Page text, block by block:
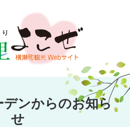
ンガーデン
横瀬
ンからのお知ら
せ